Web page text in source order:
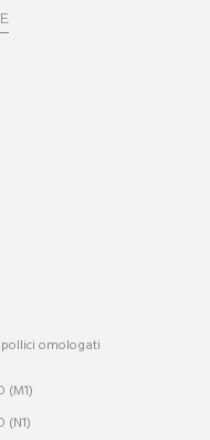
pollici omologati
(M1)
(N1)